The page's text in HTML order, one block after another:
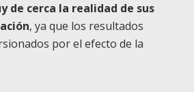
de cerca la realidad de sus
, ya que los resultados
por el efecto de la